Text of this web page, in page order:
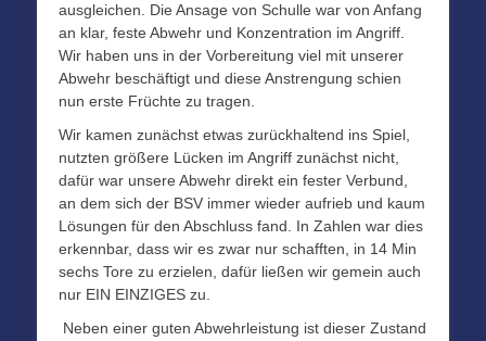
ausgleichen. Die Ansage von Schulle war von Anfang
an klar, feste Abwehr und Konzentration im Angriff.
Wir haben uns in der Vorbereitung viel mit unserer
Abwehr beschäftigt und diese Anstrengung schien
nun erste Früchte zu tragen.
Wir kamen zunächst etwas zurückhaltend ins Spiel,
nutzten größere Lücken im Angriff zunächst nicht,
dafür war unsere Abwehr direkt ein fester Verbund,
an dem sich der BSV immer wieder aufrieb und kaum
Lösungen für den Abschluss fand. In Zahlen war dies
erkennbar, dass wir es zwar nur schafften, in 14 Min
sechs Tore zu erzielen, dafür ließen wir gemein auch
nur EIN EINZIGES zu.
Neben einer guten Abwehrleistung ist dieser Zustand